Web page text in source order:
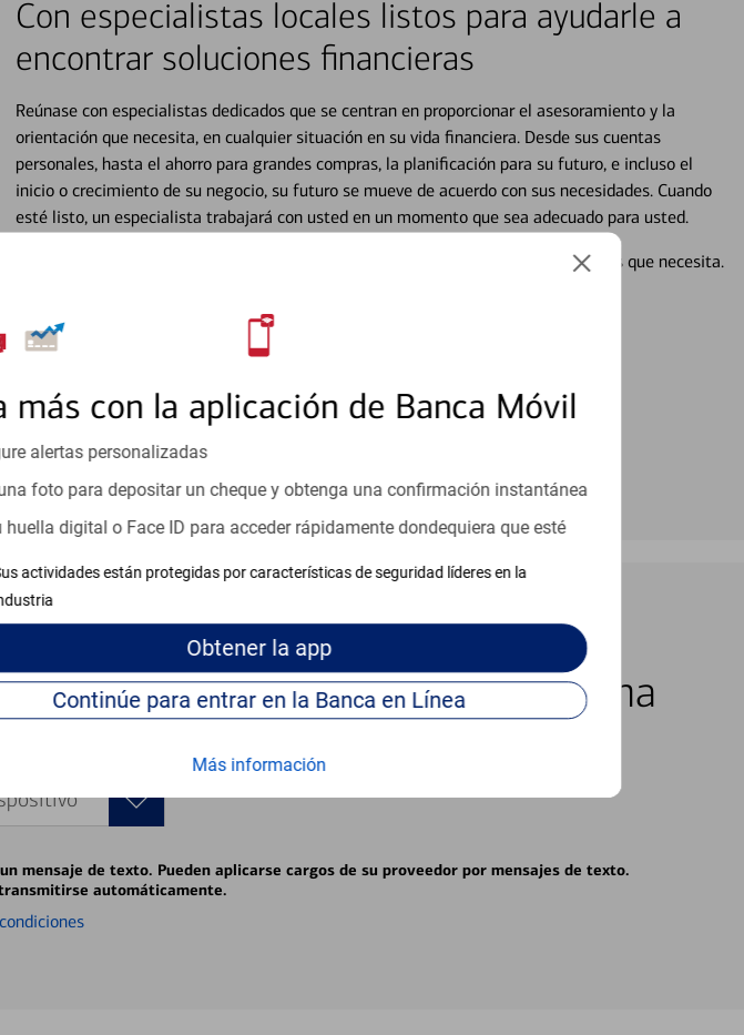
más con la aplicación de Banca Móvil
alertas personalizadas
foto para depositar un cheque y obtenga una confirmación instantánea
huella digital o Face ID para acceder rápidamente dondequiera que esté
actividades están protegidas por características de seguridad líderes en la
Obtenerla app
Continúe para entrar en la Banca en Línea
Más información
Con especialistas locales listos para ayudarle a
encontrar soluciones financieras
Reúnase con especialistas dedicados que se centran en proporcionar el asesoramiento y la
orientación que necesita, en cualquier situación en su vida financiera. Desde sus cuentas
personales, hasta el ahorro para grandes compras, la planificación para su futuro, e incluso el
inicio o crecimiento de su negocio, su futuro se mueve de acuerdo con sus necesidades. Cuando
esté listo, un especialista trabajará con usted en un momento que sea adecuado para usted.
Vea si nuestro centro de ayuda en línea puede ayudar a proporcionar las respuestas que necesita.
Y MÓVIL
del día, los 7 días de la semana
de texto. Pueden aplicarse cargos de su proveedor por mensajes de texto.
automáticamente.